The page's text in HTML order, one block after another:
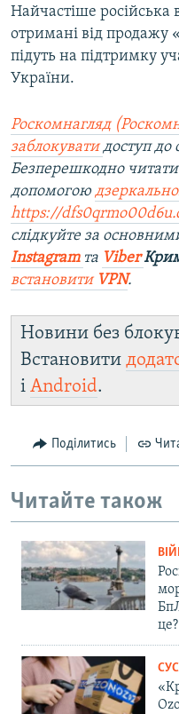
Найчастіше
отримані від продажу
підуть на підтримку
України.
Роскомнагляд
заблокувати доступ до
Безперешкодно
допомогою
https://
слідкуйте за
Instagram та Viber
встановити VPN.
Новини без
Встановити
і Android.
Поділитись
Читайте також
це?